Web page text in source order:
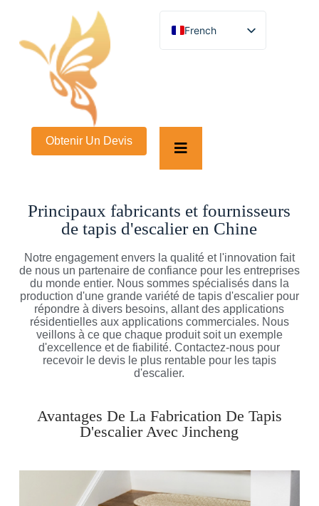
French
English
Arabic
Hebrew
Bengali
Panjabi
Croatian
Slovenian
Greek
Afrikaans
Korean
Japanese
Portuguese
Obtenir Un Devis
Principaux fabricants et fournisseurs
de tapis d'escalier en Chine
Notre engagement envers la qualité et l'innovation fait
de nous un partenaire de confiance pour les entreprises
du monde entier. Nous sommes spécialisés dans la
production d'une grande variété de tapis d'escalier pour
répondre à divers besoins, allant des applications
résidentielles aux applications commerciales. Nous
veillons à ce que chaque produit soit un exemple
d'excellence et de fiabilité. Contactez-nous pour
recevoir le devis le plus rentable pour les tapis
d'escalier.
Avantages De La Fabrication De Tapis
D'escalier Avec Jincheng